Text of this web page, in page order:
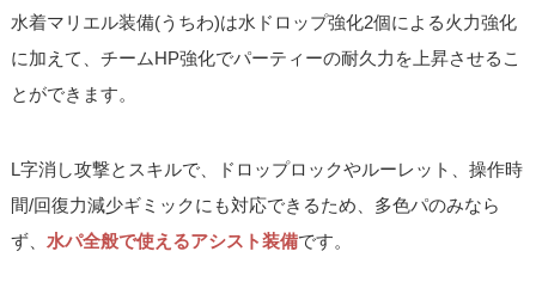
水着マリエル装備(うちわ)は水ドロップ強化2個による火力強化
に加えて、チームHP強化でパーティーの耐久力を上昇させるこ
とができます。
L字消し攻撃とスキルで、ドロップロックやルーレット、操作時
間/回復力減少ギミックにも対応できるため、多色パのみなら
ず、 水パ全般で使えるアシスト装備です。